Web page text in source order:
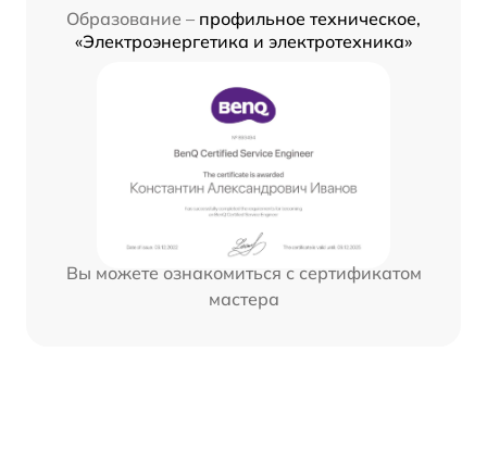
Образование – профильное техническое,
«Электроэнергетика и электротехника»
Вы можете ознакомиться с сертификатом
мастера